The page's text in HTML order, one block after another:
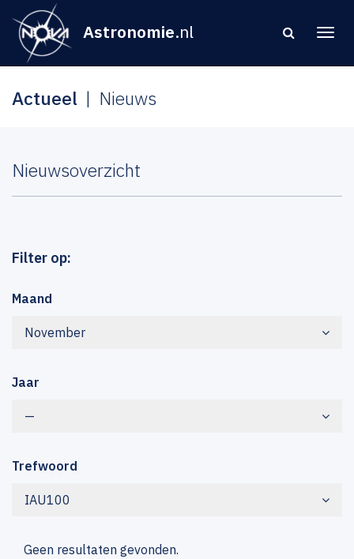
Astronomie.nl
Actueel Nieuws
Nieuwsoverzicht
Filter op:
Maand
November
Jaar
—
Trefwoord
IAU100
Geen resultaten gevonden.